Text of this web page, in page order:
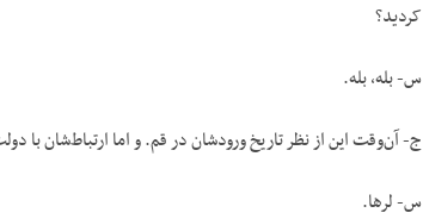
کردید؟
س- بله، بله.
ج- آن‌وقت این از نظر تاریخ ورودشان در قم. و اما ارتباط‌شان
س- لرها.